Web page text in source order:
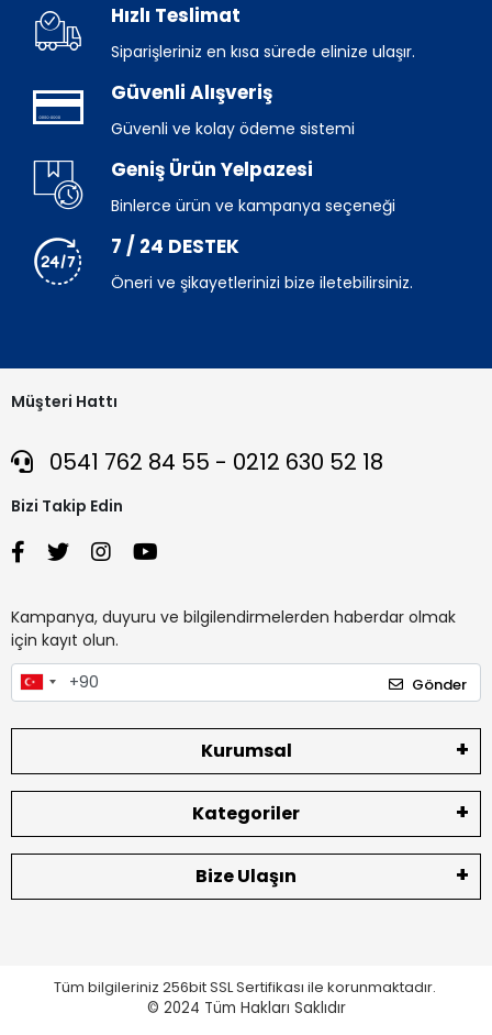
Hızlı Teslimat
Siparişleriniz en kısa sürede elinize ulaşır.
Güvenli Alışveriş
Güvenli ve kolay ödeme sistemi
Geniş Ürün Yelpazesi
Binlerce ürün ve kampanya seçeneği
7 / 24 DESTEK
Öneri ve şikayetlerinizi bize iletebilirsiniz.
Müşteri Hattı
0541 762 84 55 - 0212 630 52 18
Bizi Takip Edin
Kampanya, duyuru ve bilgilendirmelerden haberdar olmak
için kayıt olun.
Gönder
Kurumsal
Kategoriler
Bize Ulaşın
Tüm bilgileriniz 256bit SSL Sertifikası ile korunmaktadır.
© 2024 Tüm Hakları Saklıdır